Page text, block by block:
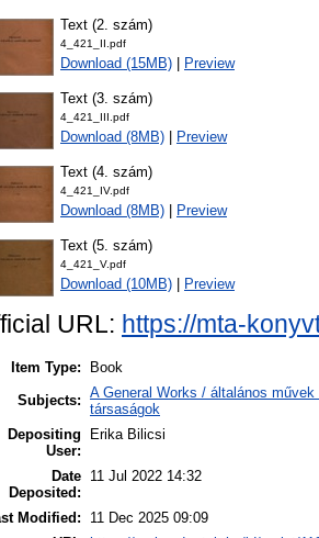
Text (2. szám)
4_421_II.pdf
Download (15MB) Preview
Text (3. szám)
4_421_III.pdf
Download (8MB) Preview
Text (4. szám)
4_421_IV.pdf
Download (8MB) Preview
Text (5. szám)
4_421_V.pdf
Download (10MB) Preview
URL: https://mta-
Item Type:
Book
Subjects: A General Works / általános
társaságok
Depositing
User:
Erika Bilicsi
Date
Deposited:
11 Jul 2022 14:32
Modified:
11 Dec 2025 09:09